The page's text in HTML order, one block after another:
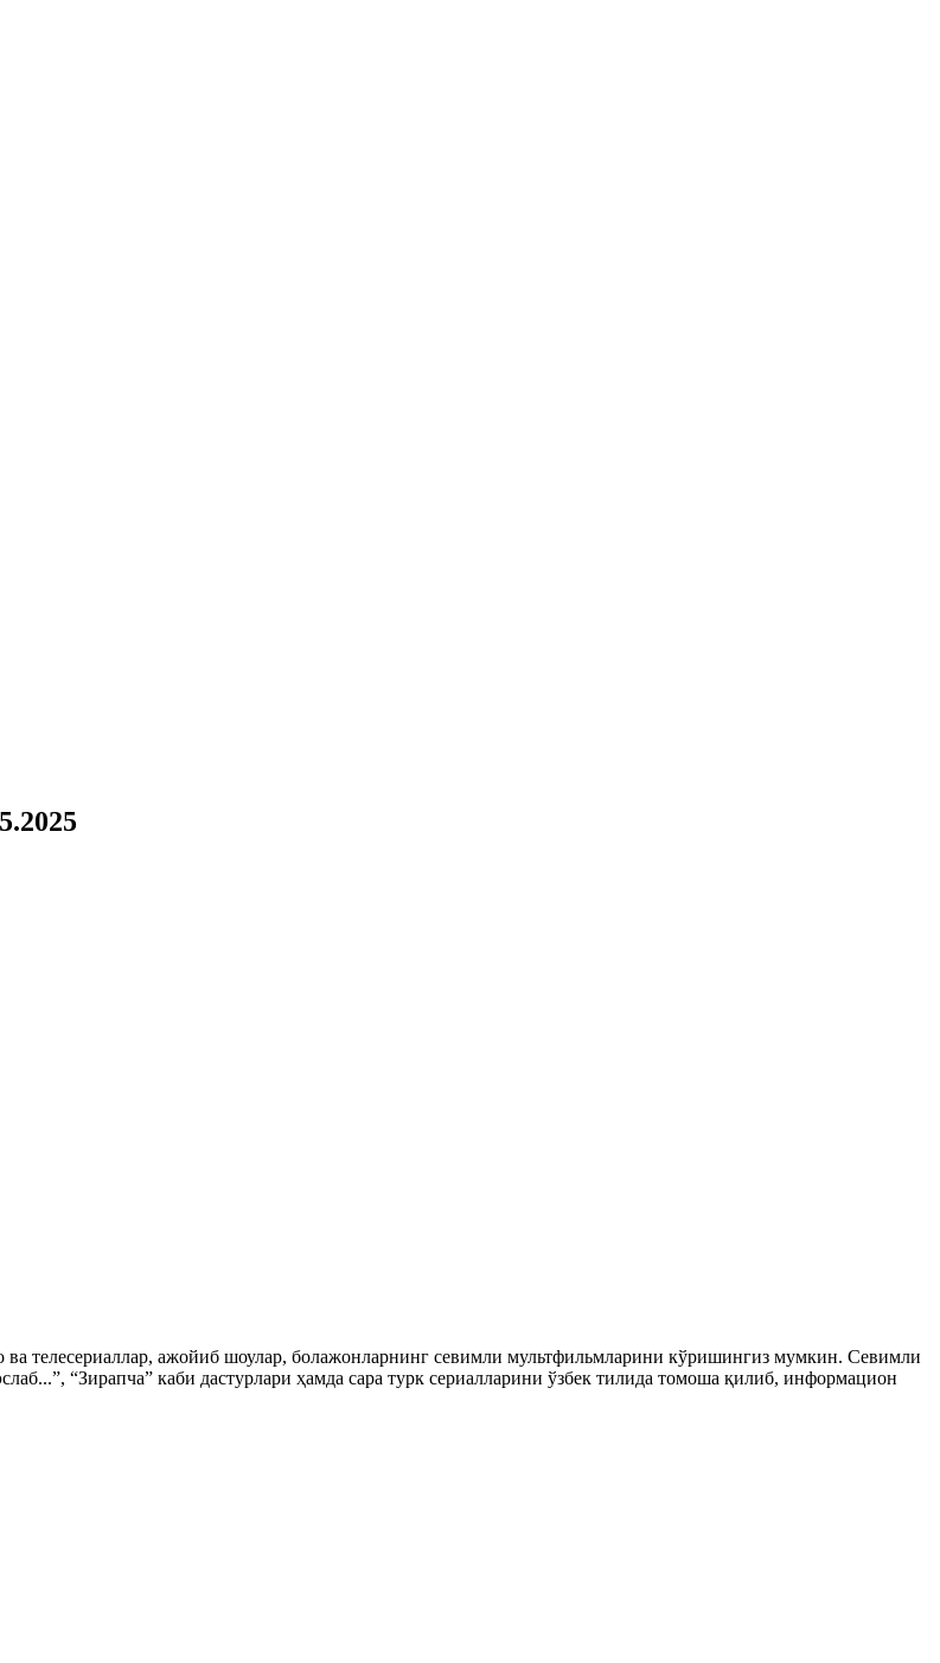
телесериаллар, ажойиб шоулар, болажонларнинг севимли мультфильмларини кўришингиз мумкин. Севимли
“Зирапча” каби дастурлари ҳамда сара турк сериалларини ўзбек тилида томоша қилиб, информацион